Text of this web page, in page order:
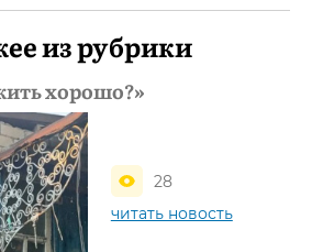
из рубрики
хорошо?»
28
читать новость